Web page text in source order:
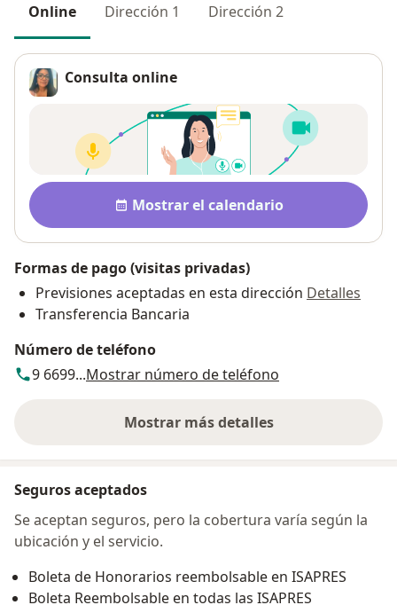
Online Dirección 1 Dirección 2
Consulta online
Pago después de la consulta
Disponibilidad
Mostrar el calendario
Formas de pago (visitas privadas)
Previsiones aceptadas en esta dirección Detalles
Transferencia Bancaria
Número de teléfono
9 6699...Mostrar número de teléfono
Mostrar más detalles
sobre la dirección
Seguros aceptados
Se aceptan seguros, pero la cobertura varía según la
ubicación y el servicio.
Boleta de Honorarios reembolsable en ISAPRES
Boleta Reembolsable en todas las ISAPRES